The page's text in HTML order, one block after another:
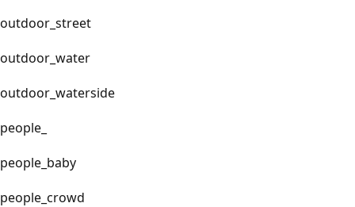
outdoor_street
outdoor_water
outdoor_waterside
people_
people_baby
people_crowd